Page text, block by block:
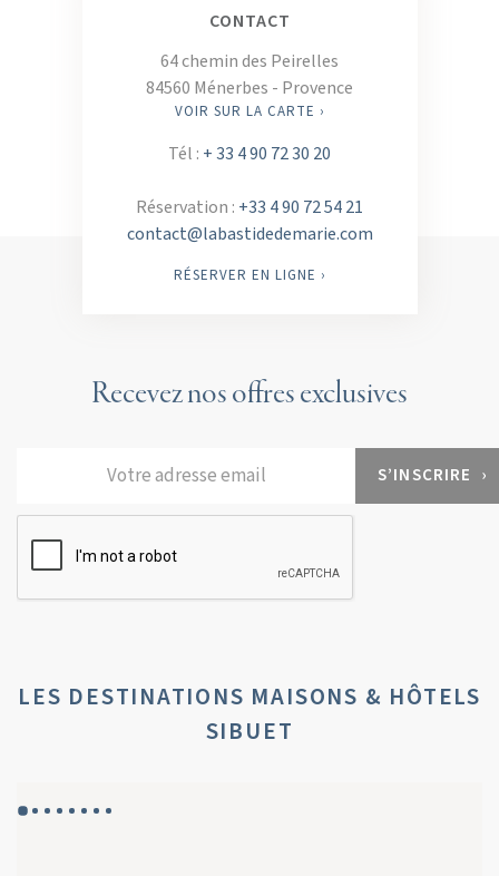
Recevez nos offres exclusives
CONTACT
64 chemin des Peirelles
84560 Ménerbes - Provence
VOIR SUR LA CARTE ›
Tél : + 33 4 90 72 30 20
Réservation : +33 4 90 72 54 21
contact@labastidedemarie.com
RÉSERVER EN LIGNE ›
LES DESTINATIONS MAISONS & HÔTELS
SIBUET